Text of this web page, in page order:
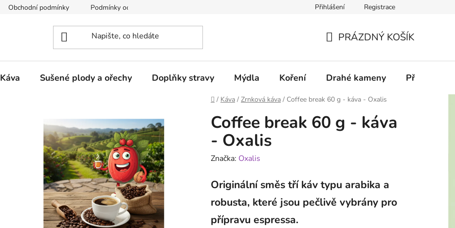
Obchodní podmínky Podmínky ochrany osobních údajů Přihlášení Registrace
KOŠÍK
PRÁZDNÝ KOŠÍK
Káva Sušené plody a ořechy Doplňky stravy Mýdla Koření Drahé kameny
Domů
/ Káva / Zrnková káva / Coffee break 60 g - káva - Oxalis
Coffee break 60 g - káva
- Oxalis
Značka: Oxalis
Originální směs tří káv typu arabika a
robusta, které jsou pečlivě vybrány pro
přípravu espressa.